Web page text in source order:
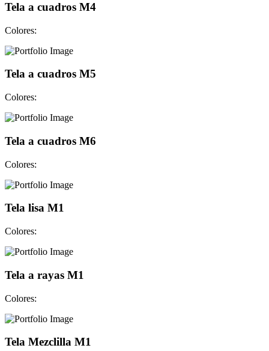
Tela a cuadros M4
Colores:
Tela a cuadros M5
Colores:
Tela a cuadros M6
Colores:
Tela lisa M1
Colores:
Tela a rayas M1
Colores:
Tela Mezclilla M1